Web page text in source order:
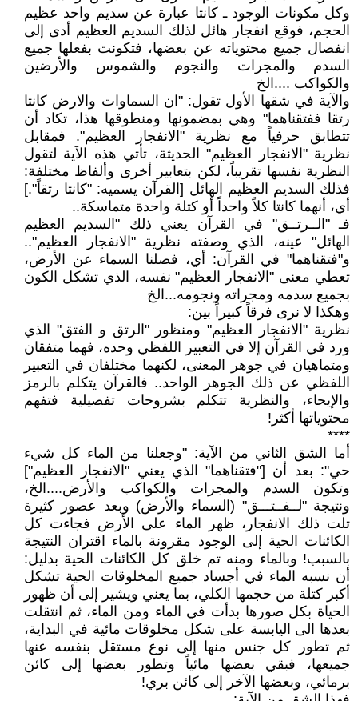
وكل مكونات الوجود ـ كانتا عبارة عن سديم واحد عظيم
الحجم، فوقع انفجار هائل لذلك السديم العظيم أدى إلى
انفصال جميع محتوياته عن بعضها، فتكونت بفعلها جميع
السدم والمجرات والنجوم والشموس والأرضين
والكواكب ....الخ
والآية في شقها الأول تقول: "ان السماوات والارض كانتا
رتقا ففتقناهما" وهي بمضمونها ومنطوقها هذا، تكاد أن
تتطابق حرفياً مع نظرية "الانفجار العظيم". فمقابل
نظرية "الانفجار العظيم" الحديثة، تأتي هذه الآية لتقول
النظرية نفسها تقريباً، لكن بتعابير أخرى وألفاظ مختلفة:
فذلك السديم العظيم الهائل [القرآن يسميه: "كانتا رتقاً".]
أي، أنهما كانتا كلاً واحداً أو كتلة واحدة متماسكة..
فـ "الــرتــق" في القرآن يعني ذلك "السديم العظيم
الهائل" عينه، الذي وصفته نظرية "الانفجار العظيم"..
و"فتقناهما" في القرآن: أي، فصلنا السماء عن الأرض،
تعطي معنى "الانفجار العظيم" نفسه، الذي تشكل الكون
بجميع سدمه ومجراته ونجومه...الخ
وهكذا لا نرى فرقاً كبيراً بين:
نظرية "الانفجار العظيم" ومنظور "الرتق و الفتق" الذي
ورد في القرآن إلا في التعبير اللفظي وحده، فهما متفقان
ومتماهيان في جوهر المعنى، لكنهما مختلفان في التعبير
اللفظي عن ذلك الجوهر الواحد.. فالقرآن يتكلم بالرمز
والإيحاء، والنظرية تتكلم بشروحات تفصيلية فتفهم
محتوياتها أكثر!
****
أما الشق الثاني من الآية: "وجعلنا من الماء كل شيء
حي": بعد أن ["فتقناهما" الذي يعني "الانفجار العظيم"]
وتكون السدم والمجرات والكواكب والأرض....الخ،
ونتيجة "لــفــتـــق" (السماء والأرض) وبعد عصور كثيرة
تلت ذلك الانفجار، ظهر الماء على الأرض فجاءت كل
الكائنات الحية إلى الوجود مقرونة بالماء اقتران النتيجة
بالسبب! وبالماء ومنه تم خلق كل الكائنات الحية بدليل:
أن نسبه الماء في أجساد جميع المخلوقات الحية تشكل
أكبر كتلة من حجمها الكلي، بما يعني ويشير إلى أن ظهور
الحياة بكل صورها بدأت في الماء ومن الماء، ثم انتقلت
بعدها الى اليابسة على شكل مخلوقات مائية في البداية،
ثم تطور كل جنس منها إلى نوع مستقل بنفسه عنها
جميعها، فبقي بعضها مائياً وتطور بعضها إلى كائن
برمائي، وبعضها الآخر إلى كائن بري!